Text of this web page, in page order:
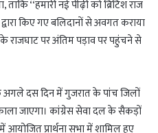
‘‘हमारी नई पीढ़ी को ब्रिटिश राज
किए गए बलिदानों से अवगत कराया
राजघाट पर अंतिम पड़ाव पर पहुंचने से
दस दिन में गुजरात के पांच जिलों
जाएगा। कांग्रेस सेवा दल के सैकड़ों
प्रार्थना सभा में शामिल हुए